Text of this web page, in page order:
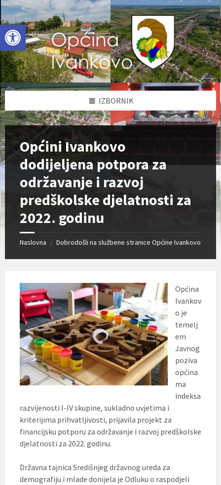
Open toolbar
Skip
to
content
Skip
to
left
sidebar
Skip
to
footer
IZBORNIK
Općini Ivankovo
dodijeljena potpora za
održavanje i razvoj
predškolske djelatnosti za
2022. godinu
Naslovna / Dobrodošli na službene stranice Općine Ivankovo
Općina
Ivankov
o je
temelj
em
Javnog
poziva
općina
ma
indeksa
razvijenosti I-IV skupine, sukladno uvjetima i
kriterijima prihvatljivosti, prijavila projekt za
financijsku potporu za održavanje i razvoj predškolske
djelatnosti za 2022. godinu.
Državna tajnica Središnjeg državnog ureda za
demografiju i mlade donijela je Odluku o raspodjeli